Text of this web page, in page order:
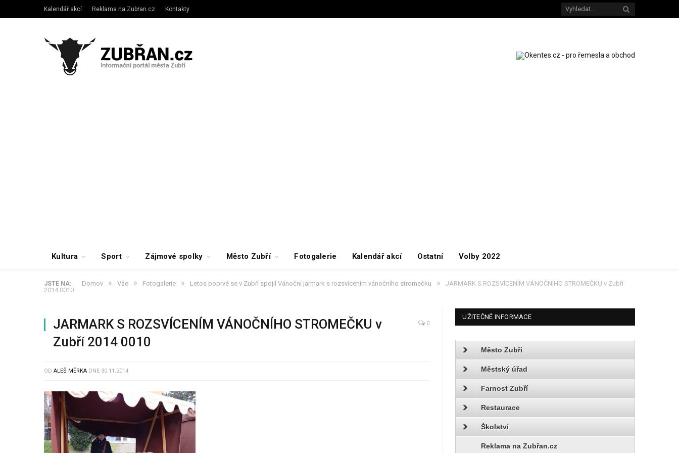
Kalendář akcí Reklama na Zubřan.cz Kontakty
Kultura Sport Zájmové spolky Město Zubří Fotogalerie Kalendář akcí Ostatní Volby 2022
JSTE NA: Domov » Vše » Fotogalerie » Letos poprvé se v Zubří spojil Vánoční jarmark s rozsvícením vánočního stromečku »
JARMARK S ROZSVÍCENÍM VÁNOČNÍHO STROMEČKU v Zubří
2014 0010
JARMARK S ROZSVÍCENÍM VÁNOČNÍHO STROMEČKU v
Zubří 2014 0010
0
OD ALEŠ MĚRKA DNE 30.11.2014
UŽITEČNÉ INFORMACE
Město Zubří
Městský úřad
Farnost Zubří
Restaurace
Školství
Reklama na Zubřan.cz